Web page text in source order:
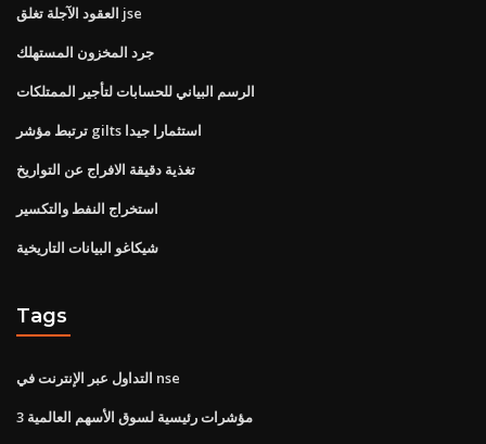
العقود الآجلة تغلق jse
جرد المخزون المستهلك
الرسم البياني للحسابات لتأجير الممتلكات
ترتبط مؤشر gilts استثمارا جيدا
تغذية دقيقة الافراج عن التواريخ
استخراج النفط والتكسير
شيكاغو البيانات التاريخية
Tags
التداول عبر الإنترنت في nse
3 مؤشرات رئيسية لسوق الأسهم العالمية